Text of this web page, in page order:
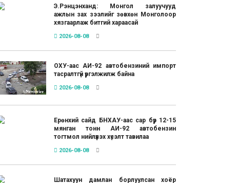
Э.Рэнцэнханд: Монгол залуучууд
ажлын зах зээлийг зөвхөн Монголоор
хязгаарлаж битгий хараасай
2026-08-08
ОХУ-аас АИ-92 автобензиний импорт
тасралтгүй үргэлжилж байна
2026-08-08
Ерөнхий сайд БНХАУ-аас сар бүр 12-15
мянган тонн АИ-92 автобензин
тогтмол нийлүүлэх хүсэлт тавилаа
2026-08-08
Шатахуун дамлан борлуулсан хоёр